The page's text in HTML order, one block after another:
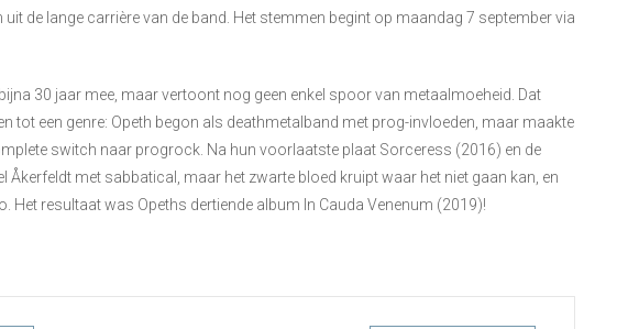
de lange carrière van de band. Het stemmen begint op maandag 7 september via
30 jaar mee, maar vertoont nog geen enkel spoor van metaalmoeheid. Dat
tot een genre: Opeth begon als deathmetalband met prog-invloeden, maar maakte
switch naar progrock. Na hun voorlaatste plaat Sorceress (2016) en de
met sabbatical, maar het zwarte bloed kruipt waar het niet gaan kan, en
Het resultaat was Opeths dertiende album In Cauda Venenum (2019)!